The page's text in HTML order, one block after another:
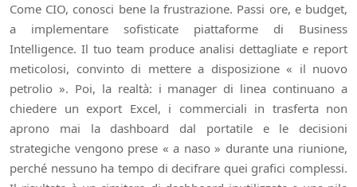
Come CIO, conosci bene la frustrazione. Passi ore, e budget,
a implementare sofisticate piattaforme di Business
Intelligence. Il tuo team produce analisi dettagliate e report
meticolosi, convinto di mettere a disposizione « il nuovo
petrolio ». Poi, la realtà: i manager di linea continuano a
chiedere un export Excel, i commerciali in trasferta non
aprono mai la dashboard dal portatile e le decisioni
strategiche vengono prese « a naso » durante una riunione,
perché nessuno ha tempo di decifrare quei grafici complessi.